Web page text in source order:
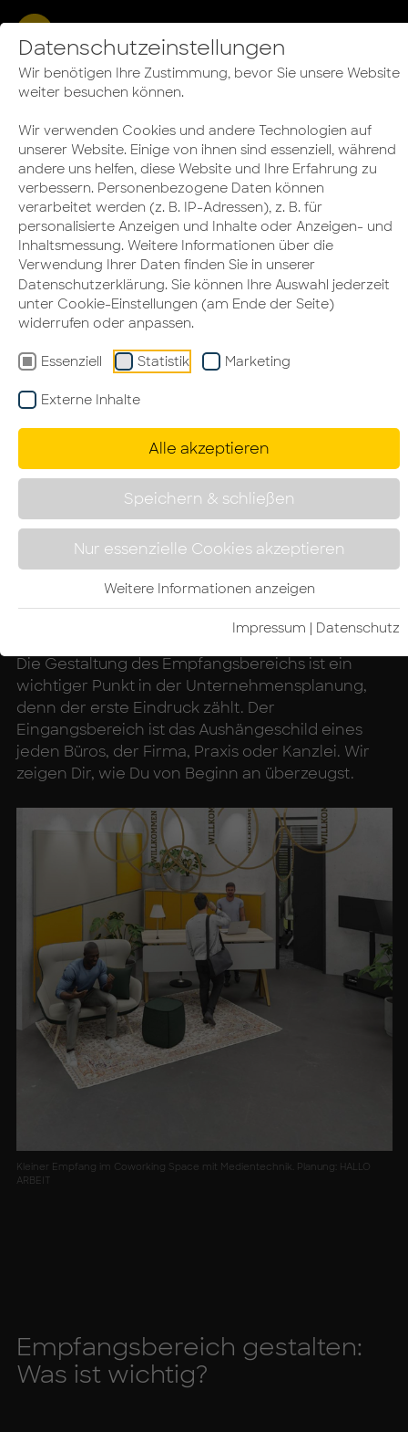
Datenschutzeinstellungen
Wir benötigen Ihre Zustimmung, bevor Sie unsere Website
weiter besuchen können.
Wir verwenden Cookies und andere Technologien auf
unserer Website. Einige von ihnen sind essenziell, während
andere uns helfen, diese Website und Ihre Erfahrung zu
verbessern. Personenbezogene Daten können
verarbeitet werden (z. B. IP-Adressen), z. B. für
personalisierte Anzeigen und Inhalte oder Anzeigen- und
Inhaltsmessung. Weitere Informationen über die
Verwendung Ihrer Daten finden Sie in unserer
Datenschutzerklärung. Sie können Ihre Auswahl jederzeit
unter Cookie-Einstellungen (am Ende der Seite)
widerrufen oder anpassen.
Essenziell Statistik Marketing
Externe Inhalte
Alle akzeptieren
Speichern & schließen
Nur essenzielle Cookies akzeptieren
Weitere Informationen anzeigen
Impressum Da­ten­schutz­
EMPFANG
Empfangsbereich
gestalten: Von Beginn an
überzeugen
Kleiner Empfang im Coworking Space mit Medientechnik. Planung: HALLO
ARBEIT
Die Gestaltung des Empfangsbereichs ist ein
wichtiger Punkt in der Unternehmensplanung,
denn der erste Eindruck zählt. Der
Eingangsbereich ist das Aushängeschild eines
jeden Büros, der Firma, Praxis oder Kanzlei. Wir
zeigen Dir, wie Du von Beginn an überzeugst.
Emp­fangs­be­reich ge­stal­ten:
Was ist wich­tig?